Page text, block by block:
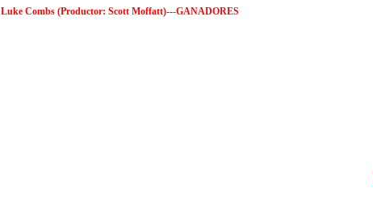
Luke Combs (Productor: Scott Moffatt)---GANADORES